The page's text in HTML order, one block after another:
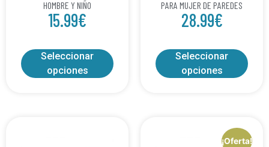
HOMBRE Y NIÑO
15.99€
Seleccionar
opciones
PARA MUJER DE PAREDES
28.99€
Seleccionar
opciones
¡Oferta!